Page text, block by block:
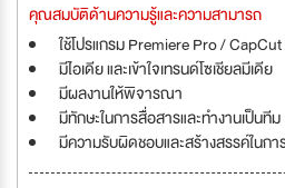
คุณสมบัติด้านความรู้และความสามารถ
ใช้โปรแกรม Premiere Pro /
มีไอเดีย และเข้าใจเทรนด์โซเชียลมีเดีย
มีผลงานให้พิจารณา
มีทักษะในการสื่อสารและทำงานเป็นทีม
มีความรับผิดชอบและสร้างสรรค์ในกา